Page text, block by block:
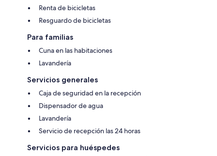
Renta de bicicletas
Resguardo de bicicletas
Para familias
Cuna en las habitaciones
Lavandería
Servicios generales
Caja de seguridad en la recepción
Dispensador de agua
Lavandería
Servicio de recepción las 24 horas
Servicios para huéspedes